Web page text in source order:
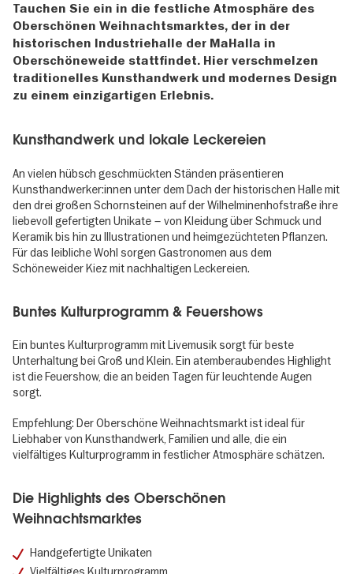
Tauchen Sie ein in die festliche Atmosphäre des
Oberschönen Weihnachtsmarktes, der in der
historischen Industriehalle der MaHalla in
Oberschöneweide stattfindet. Hier verschmelzen
traditionelles Kunsthandwerk und modernes Design
zu einem einzigartigen Erlebnis.
Kunsthandwerk und lokale Leckereien
An vielen hübsch geschmückten Ständen präsentieren
Kunsthandwerker:innen unter dem Dach der historischen Halle mit
den drei großen Schornsteinen auf der Wilhelminenhofstraße ihre
liebevoll gefertigten Unikate – von Kleidung über Schmuck und
Keramik bis hin zu Illustrationen und heimgezüchteten Pflanzen.
Für das leibliche Wohl sorgen Gastronomen aus dem
Schöneweider Kiez mit nachhaltigen Leckereien.
Buntes Kulturprogramm & Feuershows
Ein buntes Kulturprogramm mit Livemusik sorgt für beste
Unterhaltung bei Groß und Klein. Ein atemberaubendes Highlight
ist die Feuershow, die an beiden Tagen für leuchtende Augen
sorgt.
Empfehlung: Der Oberschöne Weihnachtsmarkt ist ideal für
Liebhaber von Kunsthandwerk, Familien und alle, die ein
vielfältiges Kulturprogramm in festlicher Atmosphäre schätzen.
Die Highlights des Oberschönen
Weihnachtsmarktes
Handgefertigte Unikaten